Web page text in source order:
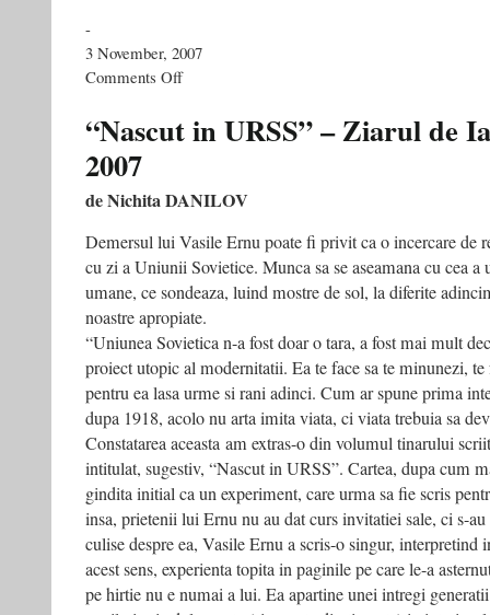
-
3 November, 2007
Comments Offon
Putin
“Nascut in URSS” – Ziarul de
2007
de Nichita DANILOV
Demersul lui Vasile Ernu poate fi privit ca o incercare de
cu zi a Uniunii Sovietice. Munca sa se aseamana cu cea
umane, ce sondeaza, luind mostre de sol, la diferite
noastre apropiate.
“Uniunea Sovietica n-a fost doar o tara, a fost mai mult
proiect utopic al modernitatii. Ea te face sa te minunezi, te
pentru ea lasa urme si rani adinci. Cum ar spune prima
dupa 1918, acolo nu arta imita viata, ci viata trebuia sa
Constatarea aceasta am extras-o din volumul tinarului
intitulat, sugestiv, “Nascut in URSS”. Cartea, dupa cum
gindita initial ca un experiment, care urma sa fie scris
insa, prietenii lui Ernu nu au dat curs invitatiei sale, ci s-
culise despre ea, Vasile Ernu a scris-o singur,
acest sens, experienta topita in paginile pe care le-a
pe hirtie nu e numai a lui. Ea apartine unei intregi